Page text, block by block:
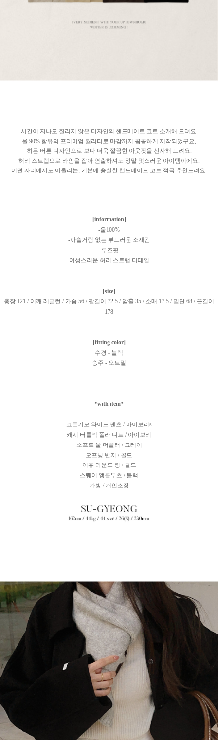
시간이 지나도 질리지 않은 디자인의 핸드메이트 코트 소개해 드려요.
울 90% 함유의 프리미엄 퀄리티로 마감까지 꼼꼼하게 제작되었구요,
히든 버튼 디자인으로 보다 더욱 깔끔한 아웃핏을 선사해 드려요.
허리 스트랩으로 라인을 잡아 연출하셔도 정말 멋스러운 아이템이에요.
어떤 자리에서도 어울리는, 기본에 충실한 핸드메이드 코트 적극 추천드려요.
[information]
-울100%
-까슬거림 없는 부드러운 소재감
-루즈핏
-여성스러운 허리 스트랩 디테일
[size]
총장 121 / 어깨 레글런 / 가슴 56 / 팔길이 72.5 / 암홀 35 / 소매 17.5 / 밑단 68 / 끈길이
178
[fitting color]
수경 - 블랙
승주 - 오트밀
*with item*
코튼기모 와이드 팬츠 / 아이보리s
캐시 터틀넥 폴라 니트 / 아이보리
소프트 울 머플러 / 그레이
오프닝 반지 / 골드
이퓨 라운드 링 / 골드
스퀘어 앵클부츠 / 블랙
가방 / 개인소장